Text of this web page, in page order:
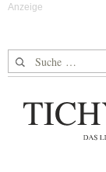
Suche nach: